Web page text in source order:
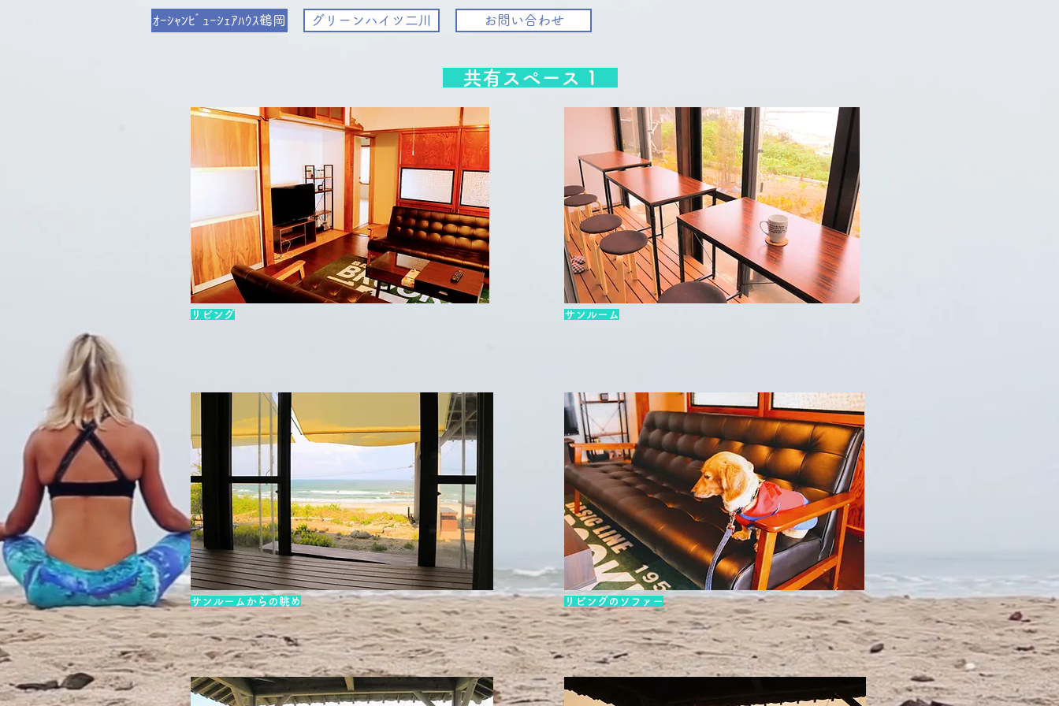
ｵｰｼｬﾝﾋﾞｭｰｼｪｱﾊｳｽ鶴岡 グリーンハイツ二川 お問い合わせ
共有スペース 1
リビング サンルーム
サンルームからの眺め リビングのソファー